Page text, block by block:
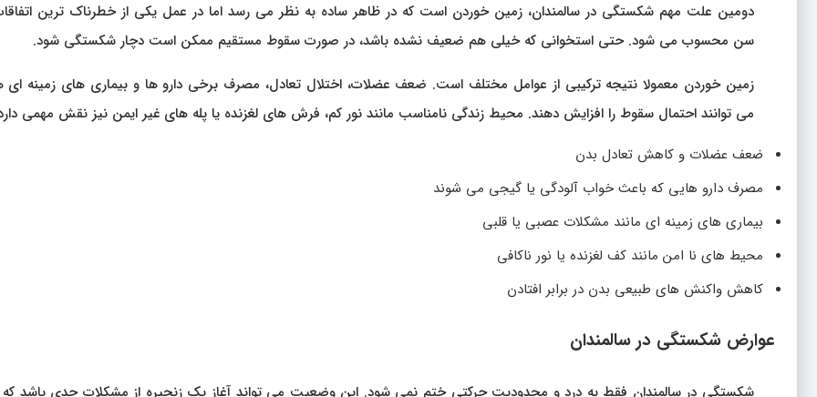
دومین علت مهم شکستگی در سالمندان، زمین خوردن است که در ظاهر ساده به نظر می رسد اما در عمل یکی از خطرناک ترین
سن محسوب می شود. حتی استخوانی که خیلی هم ضعیف نشده باشد، در صورت سقوط مستقیم ممکن است دچار شکستگی شود.
زمین خوردن معمولا نتیجه ترکیبی از عوامل مختلف است. ضعف عضلات، اختلال تعادل، مصرف برخی دارو ها و بیماری های زمینه
می توانند احتمال سقوط را افزایش دهند. محیط زندگی نامناسب مانند نور کم، فرش های لغزنده یا پله های غیر ایمن نیز نقش مهمی
ضعف عضلات و کاهش تعادل بدن
مصرف دارو هایی که باعث خواب آلودگی یا گیجی می شوند
بیماری های زمینه ای مانند مشکلات عصبی یا قلبی
محیط های نا امن مانند کف لغزنده یا نور ناکافی
کاهش واکنش های طبیعی بدن در برابر افتادن
عوارض شکستگی در سالمندان
شکستگی در سالمندان فقط به درد و محدودیت حرکتی ختم نمی شود. این وضعیت می تواند آغاز یک زنجیره از مشکلات جدی باشد